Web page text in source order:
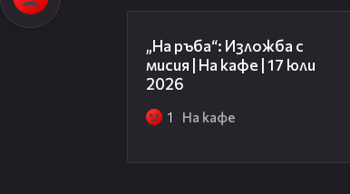
„На ръба“: Изложба с
мисия | На кафе | 17 юли
2026
1 На кафе